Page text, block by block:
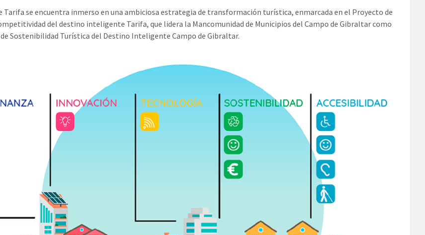
Tarifa se encuentra inmerso en una ambiciosa estrategia de transformación turística, enmarcada en el Proyecto de
del destino inteligente Tarifa, que lidera la Mancomunidad de Municipios del Campo de Gibraltar como
Sostenibilidad Turística del Destino Inteligente Campo de Gibraltar.